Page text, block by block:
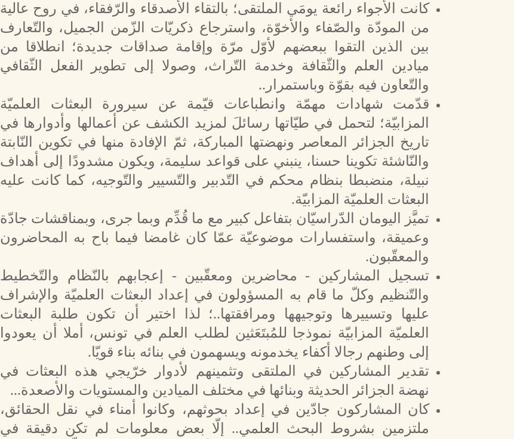
كانت الأجواء رائعة يومَي الملتقى؛ بالتقاء الأصدقاء والرّفقاء، في روح عالية
من المودّة والصّفاء والأخوّة، واسترجاع ذكريّات الزّمن الجميل، والتّعارف
بين الذين التقوا ببعضهم لأوّل مرّة وإقامة صداقات جديدة؛ انطلاقا من
ميادين العلم والثّقافة وخدمة التّراث، وصولا إلى تطوير الفعل الثّقافي
والتّعاون فيه بقوّة وباستمرار..
قدّمت شهادات مهمّة وانطباعات قيّمة عن سيرورة البعثات العلميّة
المزابيّة؛ لتحمل في طيّاتها رسائلَ لمزيد الكشف عن أعمالها وأدوارها في
تاريخ الجزائر المعاصر ونهضتها المباركة، ثمّ الإفادة منها في تكوين النّابتة
والنّاشئة تكوينا حسنا، ينبني على قواعد سليمة، ويكون مشدودًا إلى أهداف
نبيلة، منضبطا بنظام محكم في التّدبير والتّسيير والتّوجيه، كما كانت عليه
البعثات العلميّة المزابيّة.
تميَّز
اليومان الدّراسيّان بتفاعل كبير مع ما قُدِّم وبما جرى، وبمناقشات جادّة
وعميقة، واستفسارات موضوعيّة عمّا كان غامضا فيما باح به المحاضرون
والمعقّبون.
تسجيل المشاركين - محاضرين ومعقّبين - إعجابهم بالنّظام والتّخطيط
والتّنظيم وكلّ ما قام به المسؤولون في إعداد البعثات العلميّة والإشراف
عليها وتسييرها وتوجيهها ومرافقتها..؛ لذا اختير أن تكون طلبة البعثات
العلميّة المزابيّة نموذجا للمُبتَعَثين لطلب العلم في تونس، أملا أن يعودوا
إلى وطنهم رجالا أكفاء يخدمونه ويسهمون في بنائه بناء قويّا.
تقدير المشاركين في الملتقى وتثمينهم لأدوار خرّيجي هذه البعثات في
نهضة الجزائر الحديثة وبنائها في مختلف الميادين والمستويات والأصعدة...
كان المشاركون جادّين في إعداد بحوثهم، وكانوا أمناء في نقل الحقائق،
ملتزمين بشروط البحث العلمي.. إلّا بعض معلومات لم تكن دقيقة في